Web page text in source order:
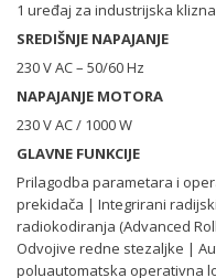
1 uređaj za industrijska
SREDIŠNJE NAPAJANJE
230 V AC – 50/60 Hz
NAPAJANJE MOTORA
230 V AC / 1000 W
GLAVNE FUNKCIJE
Prilagodba parametara i
prekidača | Integrirani
radiokodiranja (Advanced
Odvojive redne stezaljke |
poluautomatska operativna